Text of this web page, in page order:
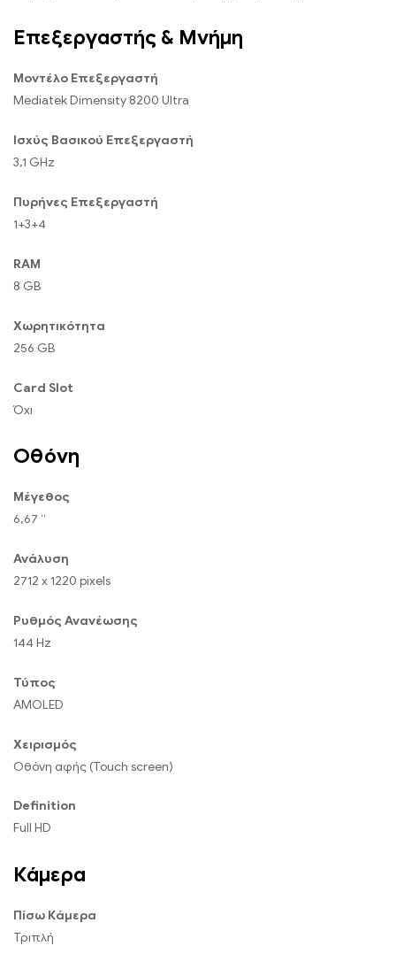
Επεξεργαστής & Μνήμη
Μοντέλο Επεξεργαστή
Mediatek Dimensity 8200 Ultra
Ισχύς Βασικού Επεξεργαστή
3,1 GHz
Πυρήνες Επεξεργαστή
1+3+4
RAM
8 GB
Χωρητικότητα
256 GB
Card Slot
Όχι
Οθόνη
Μέγεθος
6,67 “
Ανάλυση
2712 x 1220 pixels
Ρυθμός Ανανέωσης
144 Hz
Τύπος
AMOLED
Χειρισμός
Οθόνη αφής (Touch screen)
Definition
Full HD
Κάμερα
Πίσω Κάμερα
Τριπλή